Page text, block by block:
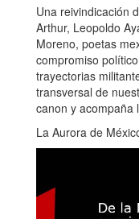
Una reivindicación
Arthur, Leopoldo
Moreno, poetas
compromiso
trayectorias
transversal de
canon y acompaña
La Aurora de